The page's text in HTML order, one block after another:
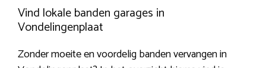
Vind lokale banden garages in
Vondelingenplaat
Zonder moeite en voordelig banden vervangen in